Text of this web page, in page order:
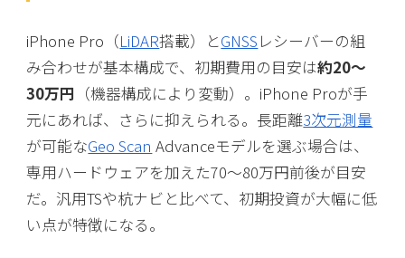
iPhone Pro（LiDAR搭載）とGNSS レシーバーの組
み合わせが基本構成で、初期費用の目安は約20〜
30万円 （機器構成により変動）。iPhone Proが手
元にあれば、さらに抑えられる。長距離3次元測量
が可能なGeo Scan Advanceモデルを選ぶ場合は、
専用ハードウェアを加えた70〜80万円前後が目安
だ。汎用TSや杭ナビと比べて、初期投資が大幅に低
い点が特徴になる。